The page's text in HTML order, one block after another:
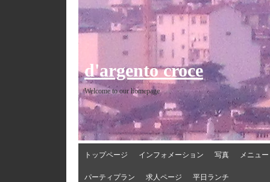
d'argento croce
Welcome to our homepage
トップページ インフォメーション 写真 メニュー
パーティプラン 求人ページ 平日ランチ